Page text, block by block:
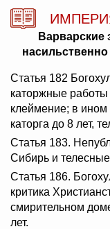
Варварские
Статья 182
каторжные работы
клеймение; в
каторга до 8 лет,
Статья 183.
Сибирь и
Статья 186.
критика
смирительном
лет.